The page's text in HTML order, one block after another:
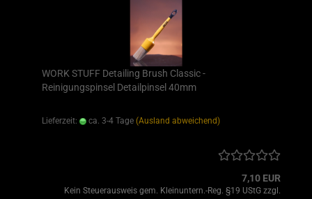
WORK STUFF Detailing Brush Classic -
Reinigungspinsel Detailpinsel 40mm
Lieferzeit: ca. 3-4 Tage (Ausland abweichend)
7,10 EUR
Kein Steuerausweis gem. Kleinuntern.-Reg. §19 UStG zzgl.